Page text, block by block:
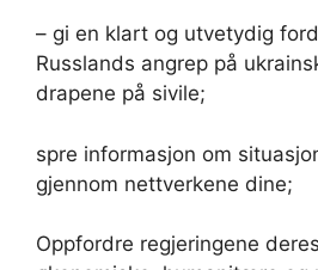
– gi en klart og utvetydig
Russlands angrep på
drapene på sivile;
spre informasjon om
gjennom nettverkene dine;
Oppfordre regjeringene